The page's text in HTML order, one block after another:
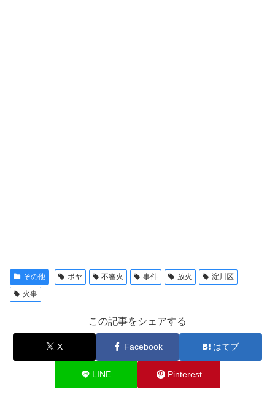
その他 ボヤ 不審火 事件 放火
淀川区
火事
この記事をシェアする
X Facebook はてブ
LINE Pinterest